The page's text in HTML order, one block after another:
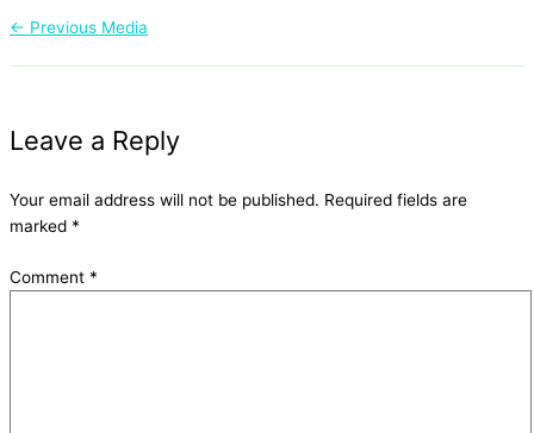
← Previous Media
Leave a Reply
Your email address will not be published. Required fields are
marked *
Comment *